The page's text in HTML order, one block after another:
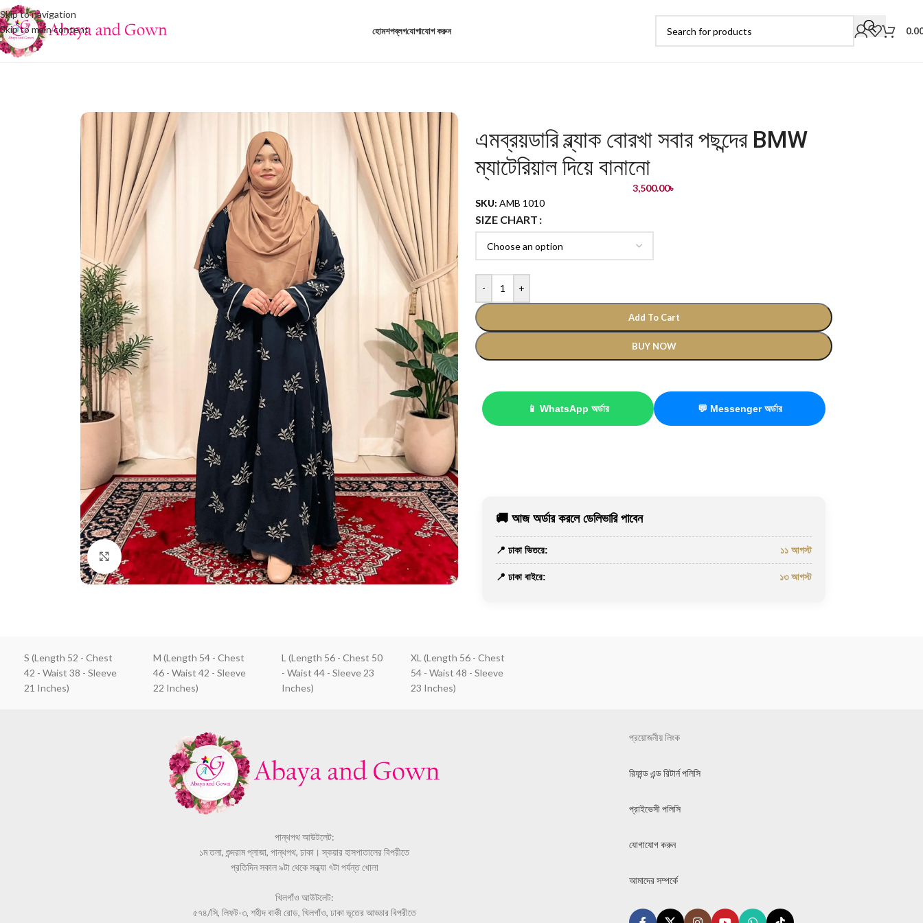
Skip to navigation
Skip to main content
হোমশপব্লগযোগাযোগ করুন
Click to enlarge
এমব্রয়ডারি ব্ল্যাক বোরখা সবার পছন্দের BMW
ম্যাটেরিয়াল দিয়ে বানানো
3,500.00৳
SKU: AMB 1010
SIZE CHART
- +
Add To Cart
BUY NOW
📱 WhatsApp অর্ডার 💬 Messenger অর্ডার
🚚 আজ অর্ডার করলে ডেলিভারি পাবেন
📍 ঢাকা ভিতরে: ১১ আগস্ট
📍 ঢাকা বাইরে: ১৩ আগস্ট
S (Length 52 - Chest
42 - Waist 38 - Sleeve
21 Inches)
M (Length 54 - Chest
46 - Waist 42 - Sleeve
22 Inches)
L (Length 56 - Chest 50
- Waist 44 - Sleeve 23
Inches)
XL (Length 56 - Chest
54 - Waist 48 - Sleeve
23 Inches)
পান্থপথ আউটলেট:
১ম তলা, শুন্দরাম প্লাজা, পান্থপথ, ঢাকা। স্কয়ার হাসপাতালের বিপরীতে
প্রতিদিন সকাল ৯টা থেকে সন্ধ্যা ৭টা পর্যন্ত খোলা
খিলগাঁও আউটলেট:
৫৭৪/সি, লিফট-৩, শহীদ বাকী রোড, খিলগাঁও, ঢাকা ভূতের আড্ডার বিপরীতে
প্রয়োজনীয় লিংক
রিফান্ড এন্ড রিটার্ন পলিসি
প্রাইভেসী পলিসি
যোগাযোগ করুন
আমাদের সম্পর্কে